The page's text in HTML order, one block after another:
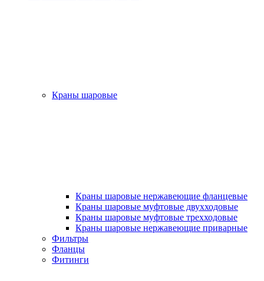
Краны шаровые
Краны шаровые нержавеющие фланцевые
Краны шаровые муфтовые двухходовые
Краны шаровые муфтовые трехходовые
Краны шаровые нержавеющие приварные
Фильтры
Фланцы
Фитинги